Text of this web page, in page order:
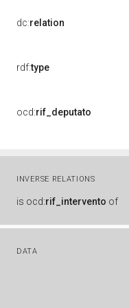
dc:relation
rdf:type
ocd:rif_deputato
INVERSE RELATIONS
is ocd:rif_intervento of
DATA